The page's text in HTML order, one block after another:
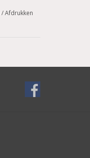
/Afdrukken